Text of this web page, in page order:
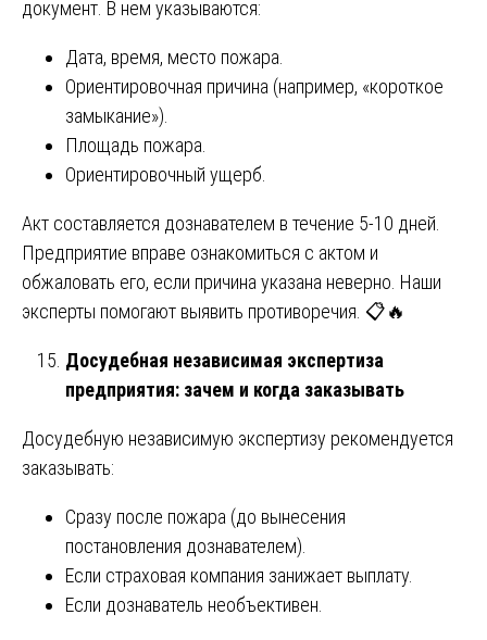
документ. В нем указываются:
Дата, время, место пожара.
Ориентировочная причина (например, «короткое
замыкание»).
Площадь пожара.
Ориентировочный ущерб.
Акт составляется дознавателем в течение 5-10 дней.
Предприятие вправе ознакомиться с актом и
обжаловать его, если причина указана неверно. Наши
эксперты помогают выявить противоречия. 📋🔥
Досудебная независимая экспертиза
предприятия: зачем и когда заказывать
Досудебную независимую экспертизу рекомендуется
заказывать:
Сразу после пожара (до вынесения
постановления дознавателем).
Если страховая компания занижает выплату.
Если дознаватель необъективен.